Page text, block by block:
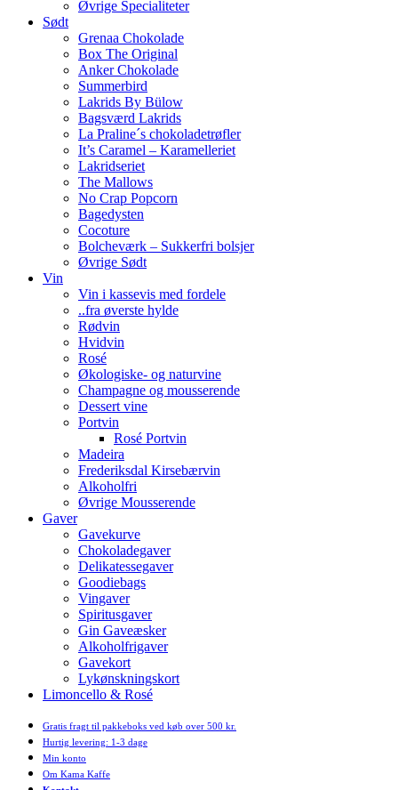
Øvrige Specialiteter
Sødt
Grenaa Chokolade
Box The Original
Anker Chokolade
Summerbird
Lakrids By Bülow
Bagsværd Lakrids
La Praline´s chokoladetrøfler
It’s Caramel – Karamelleriet
Lakridseriet
The Mallows
No Crap Popcorn
Bagedysten
Cocoture
Bolcheværk – Sukkerfri bolsjer
Øvrige Sødt
Vin
Vin i kassevis med fordele
..fra øverste hylde
Rødvin
Hvidvin
Rosé
Økologiske- og naturvine
Champagne og mousserende
Dessert vine
Portvin
Rosé Portvin
Madeira
Frederiksdal Kirsebærvin
Alkoholfri
Øvrige Mousserende
Gaver
Gavekurve
Chokoladegaver
Delikatessegaver
Goodiebags
Vingaver
Spiritusgaver
Gin Gaveæsker
Alkoholfrigaver
Gavekort
Lykønskningskort
Limoncello & Rosé
Gratis fragt til pakkeboks ved køb over 500 kr.
Hurtig levering: 1-3 dage
Min konto
Om Kama Kaffe